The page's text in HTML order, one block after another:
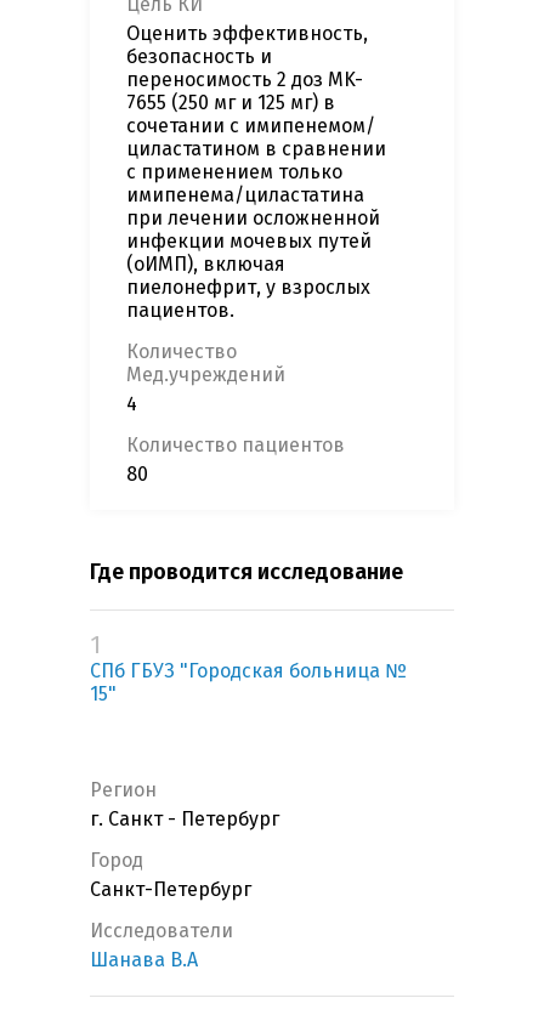
Цель КИ
Оценить эффективность,
безопасность и
переносимость 2 доз MK-
7655 (250 мг и 125 мг) в
сочетании с имипенемом/
циластатином в сравнении
с применением только
имипенема/циластатина
при лечении осложненной
инфекции мочевых путей
(оИМП), включая
пиелонефрит, у взрослых
пациентов.
Количество
Мед.учреждений
4
Количество пациентов
80
Где проводится исследование
1
СПб ГБУЗ "Городская больница №
15"
Регион
г. Санкт - Петербург
Город
Санкт-Петербург
Исследователи
Шанава В.А